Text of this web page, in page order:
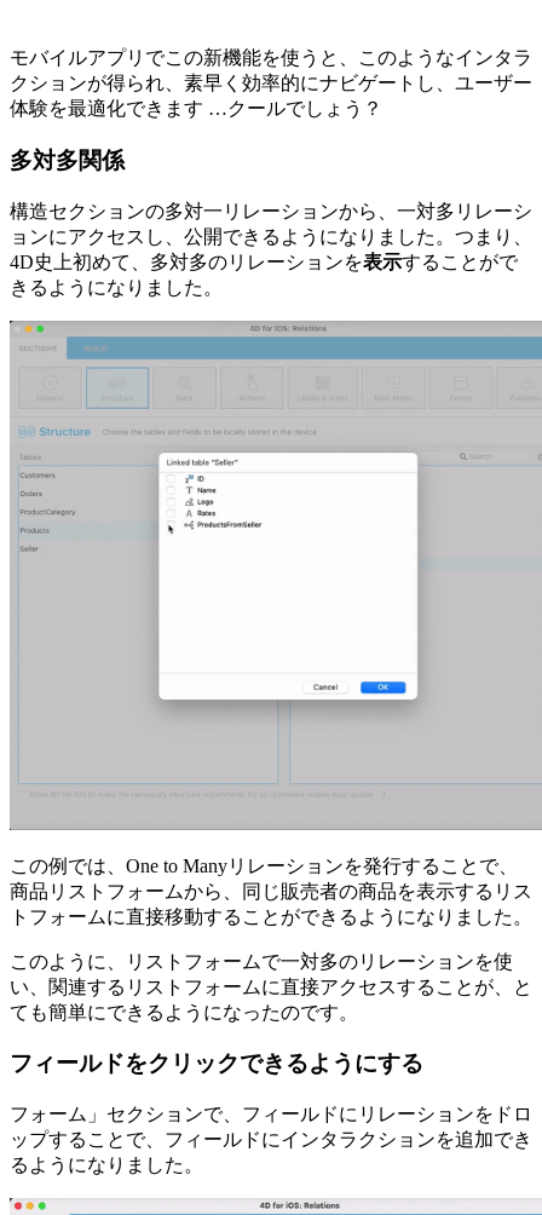
モバイルアプリでこの新機能を使うと、このようなインタラ
クションが得られ、素早く効率的にナビゲートし、ユーザー
体験を最適化できます …クールでしょう？
多対多関係
構造セクションの多対一リレーションから、一対多リレーシ
ョンにアクセスし、公開できるようになりました。つまり、
4D史上初めて、多対多のリレーションを表示することがで
きるようになりました。
この例では、One to Manyリレーションを発行することで、
商品リストフォームから、同じ販売者の商品を表示するリス
トフォームに直接移動することができるようになりました。
このように、リストフォームで一対多のリレーションを使
い、関連するリストフォームに直接アクセスすることが、と
ても簡単にできるようになったのです。
フィールドをクリックできるようにする
フォーム」セクションで、フィールドにリレーションをドロ
ップすることで、フィールドにインタラクションを追加でき
るようになりました。